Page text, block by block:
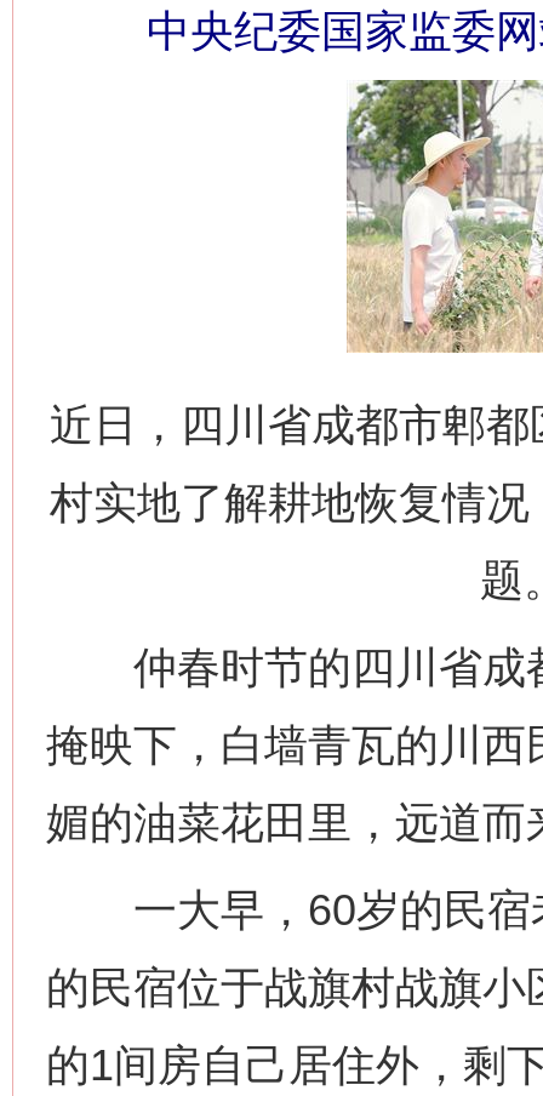
中央纪委国家监委
近日，四川省成都市郫
村实地了解耕地恢复情
题
仲春时节的四川省成
掩映下，白墙青瓦的川
媚的油菜花田里，远道
一大早，60岁的民宿
的民宿位于战旗村战旗
的1间房自己居住外，剩